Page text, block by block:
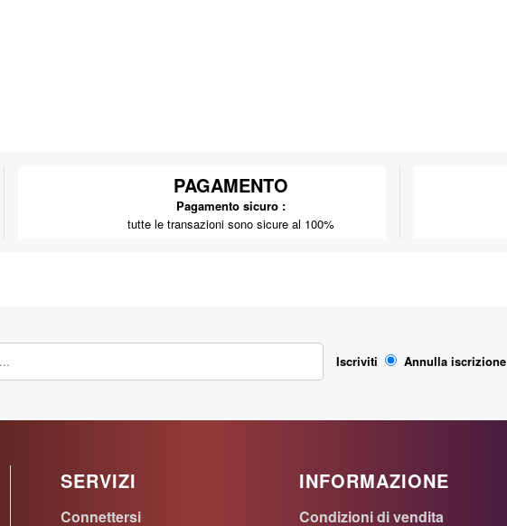
PAGAMENTO
Pagamento sicuro :
tutte le transazioni sono sicure al 100%
Iscriviti Annulla iscrizione
SERVIZI
Connettersi
INFORMAZIONE
Condizioni di vendita